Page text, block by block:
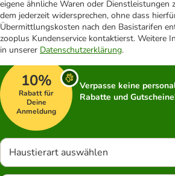
eigene ähnliche Waren oder Dienstleistungen
dem jederzeit widersprechen, ohne dass
Übermittlungskosten nach den Basistarifen
zooplus Kundenservice kontaktierst. Weitere
in unserer Datenschutzerklärung.
10%
Rabatt für
Deine
Anmeldung
Verpasse keine
Rabatte und
Haustierart auswählen